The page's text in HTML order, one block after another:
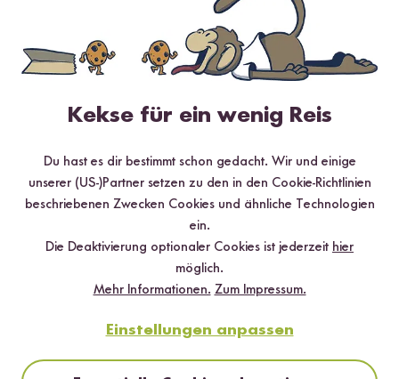
Bio Jasmin Reis
ab CHF 7.90CHF 13.17 / kg
Bio
Kokosblütenzucker
ab CHF 6.50
Kekse für ein wenig Reis
Du hast es dir bestimmt schon gedacht. Wir und einige
unserer (US-)Partner setzen zu den in den Cookie-Richtlinien
beschriebenen Zwecken Cookies und ähnliche Technologien
ein.
Die Deaktivierung optionaler Cookies ist jederzeit hier
möglich.
Mehr Informationen. Zum Impressum.
Einstellungen anpassen